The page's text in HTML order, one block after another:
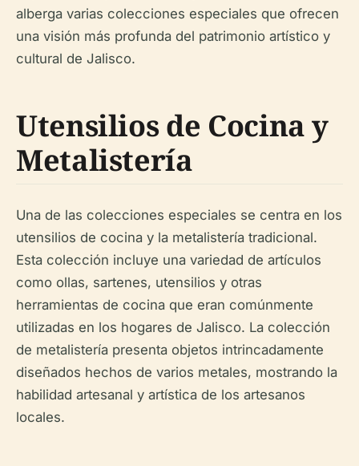
alberga varias colecciones especiales que ofrecen
una visión más profunda del patrimonio artístico y
cultural de Jalisco.
Utensilios de Cocina y
Metalistería
Una de las colecciones especiales se centra en los
utensilios de cocina y la metalistería tradicional.
Esta colección incluye una variedad de artículos
como ollas, sartenes, utensilios y otras
herramientas de cocina que eran comúnmente
utilizadas en los hogares de Jalisco. La colección
de metalistería presenta objetos intrincadamente
diseñados hechos de varios metales, mostrando la
habilidad artesanal y artística de los artesanos
locales.